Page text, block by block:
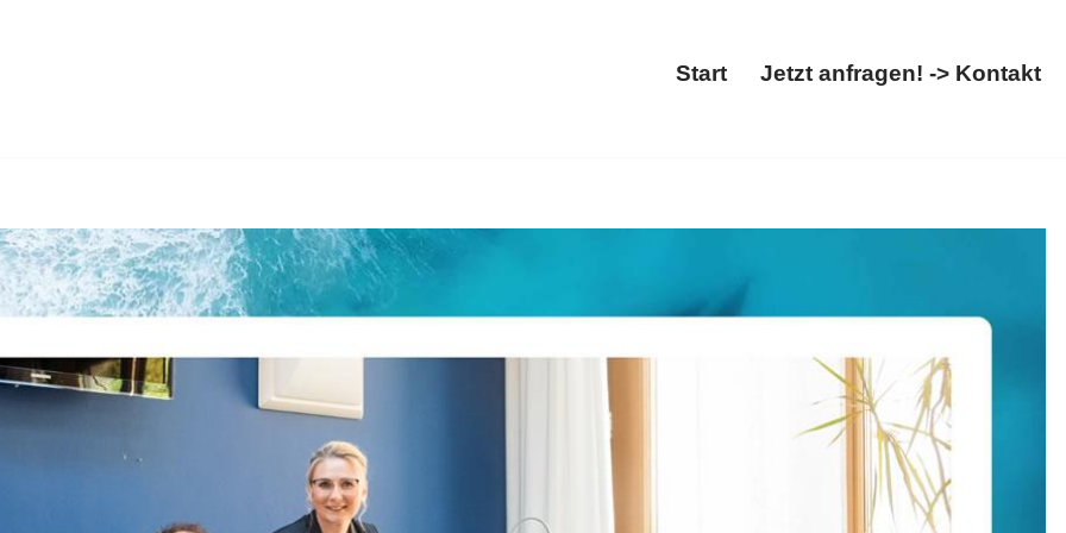
Start Jetzt anfragen! -> Kontakt
als auch ✓Nachfolgeberatung, Buchhaltung, Gründungsberatung, Steuern optimieren verfügbar. ➡️
✓Buchhaltung, ✓Gründungsberatung, ✓Nachfolgeberatung und ✓Steuern optimieren in 35647 Waldsolms. Sie